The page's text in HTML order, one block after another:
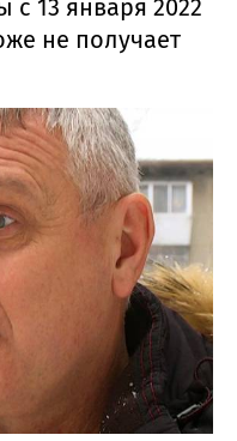
с 13 января 2022
не получает